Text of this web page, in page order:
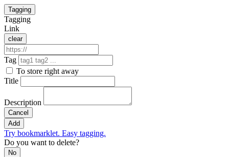
Tagging
Tagging
Link
clear
Tag
To store right away
Title
Description
Cancel
Add
Try bookmarklet. Easy tagging.
Do you want to delete?
No